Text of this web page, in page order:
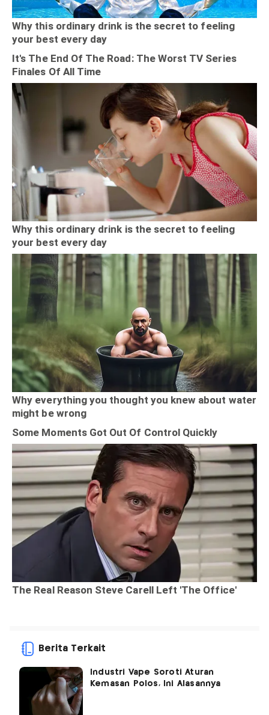
Berita Terkait
Industri Vape Soroti Aturan
Kemasan Polos, Ini Alasannya